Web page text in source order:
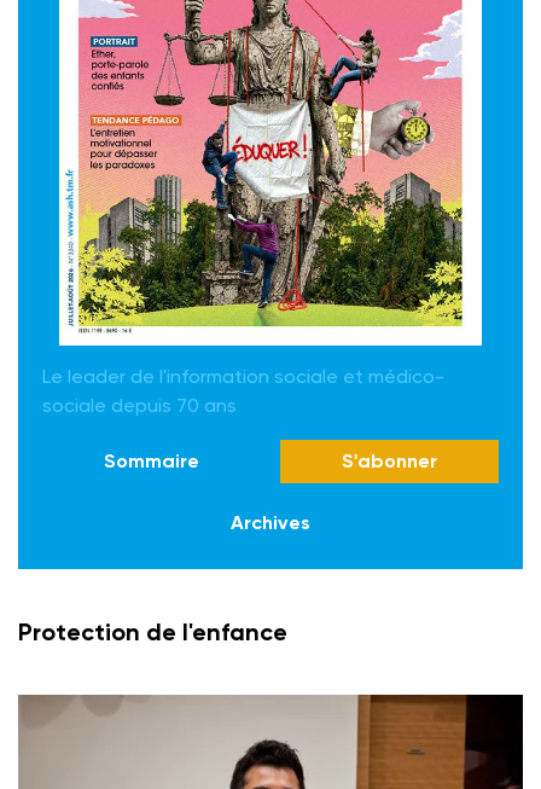
Le leader de l'information sociale et médico-
sociale depuis 70 ans
Sommaire S'abonner
Archives
Protection de l'enfance